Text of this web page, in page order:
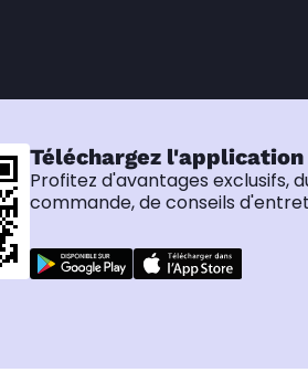
Téléchargez l'application
Profitez d'avantages exclusifs,
commande, de conseils